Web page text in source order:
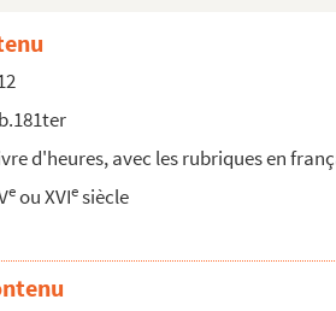
d'heures, avec les rubriques en
eou XVIesiècle